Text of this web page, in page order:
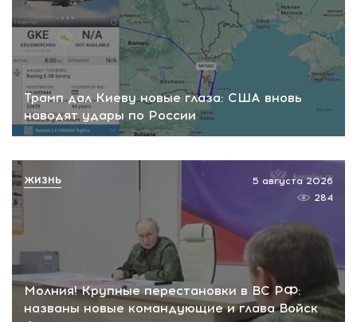
Трамп дал Киеву новые глаза: США вновь
наводят удары по России
Молния! Крупные перестановки в ВС РФ:
названы новые командующие и глава Войск
5 августа 2026
284
ЖИЗНЬ